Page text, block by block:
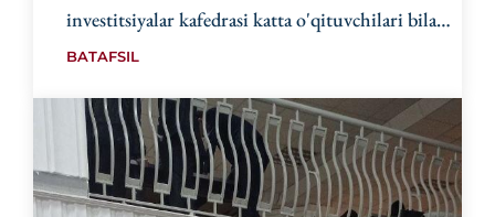
investitsiyalar kafedrasi katta o'qituvchilari bilan
uchrashuv o'tkazildi.
BATAFSIL